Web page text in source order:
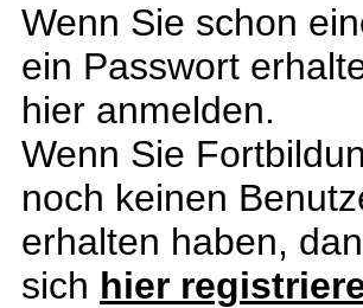
Wenn Sie schon
ein Passwort
hier anmelden.
Wenn Sie
noch keinen
erhalten haben,
sich hier